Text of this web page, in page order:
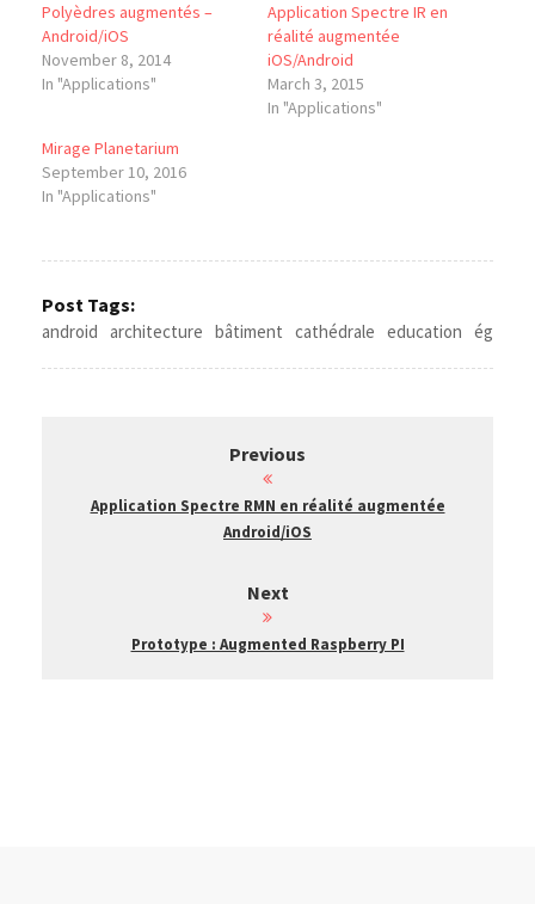
Polyèdres augmentés –
Android/iOS
November 8, 2014
In "Applications"
Application Spectre IR en
réalité augmentée
iOS/Android
March 3, 2015
In "Applications"
Mirage Planetarium
September 10, 2016
In "Applications"
Post Tags:
android architecture bâtiment cathédrale education église
Previous
Application Spectre RMN en réalité augmentée
Android/iOS
Next
Prototype : Augmented Raspberry PI